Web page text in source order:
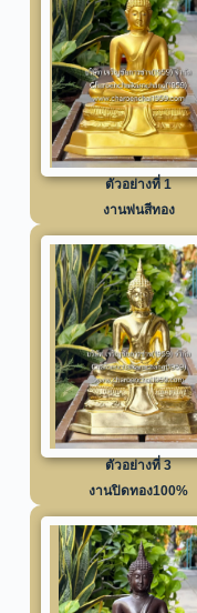
ตัวอย่างที่ 1
งานพ่นสีทอง
ตัวอย่างที่ 3
งานปิดทอง100%